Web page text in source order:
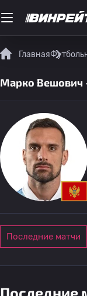
Главная
Марко Вешович
Последние матчи
Последние